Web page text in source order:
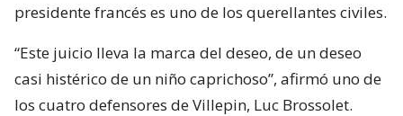
presidente francés es uno de los querellantes civiles.
“Este juicio lleva la marca del deseo, de un deseo
casi histérico de un niño caprichoso”, afirmó uno de
los cuatro defensores de Villepin, Luc Brossolet.